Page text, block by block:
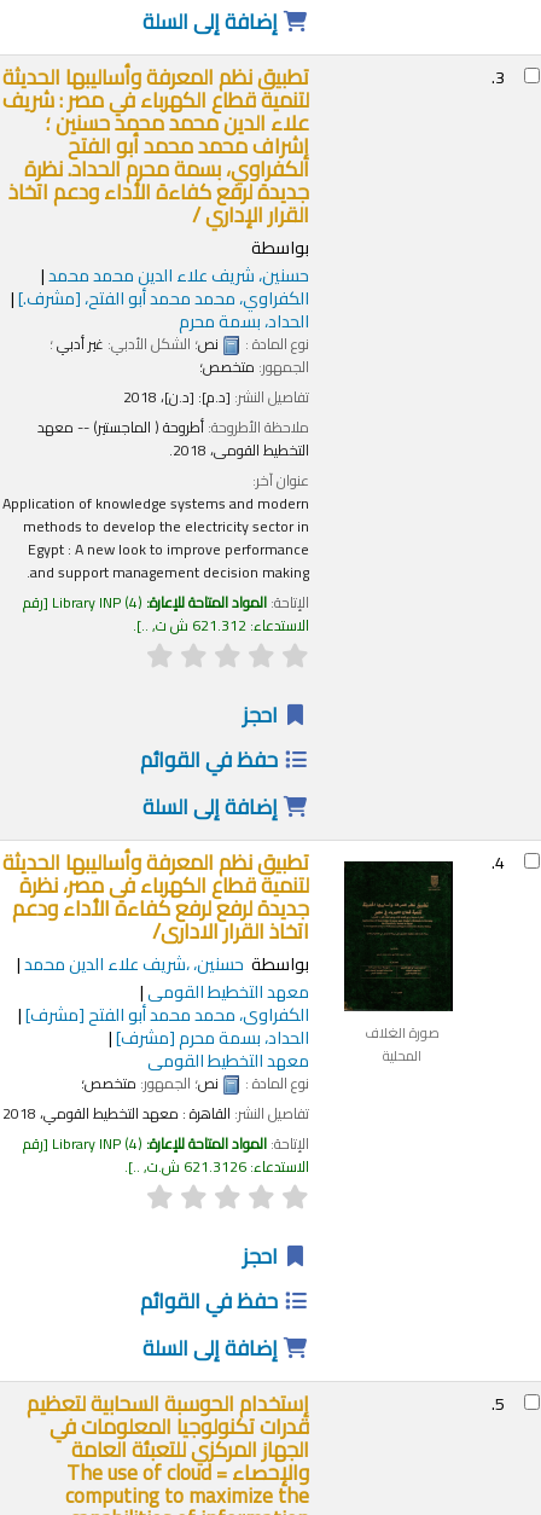
إضافة إلى السلة
تطبيق نظم المعرفة وأساليبها الحديثة
لتنمية قطاع الكهرباء في مصر :شريف
علاء الدين محمد محمد حسنين ؛
إشراف محمد محمد أبو الفتح
الكفراوي، بسمة محرم الحداد.نظرة
جديدة لرفع كفاءة الأداء ودعم اتخاذ
القرار الإداري /
بواسطة
حسنين، شريف علاء الدين محمد محمد
الكفراوي، محمد محمد أبو الفتح،[مشرف.]
الحداد، بسمة محرم
نوع المادة : نص؛ الشكل الأدبي:غير أدبي؛
الجمهور:متخصص؛
تفاصيل النشر:[د.م]:[د.ن]،2018
ملاحظة الأطروحة:أطروحة ( الماجستير) -- معهد
التخطيط القومى، 2018.
عنوان آخر:
Application of knowledge systems and modern
methods to develop the electricity sector in
Egypt : A new look to improve performance
and support management decision making.
الإتاحة:المواد المتاحة للإعارة: Library INP(4)
رقم
الاستدعاء:621.312 ش ت, .. .
احجز
حفظ في القوائم
إضافة إلى السلة
4.
صورة الغلاف
المحلية
تطبيق نظم المعرفة وأساليبها الحديثة
لتنمية قطاع الكهرباء فى مصر، نظرة
جديدة لرفع لرفع كفاءة الأداء ودعم
اتخاذ القرار الادارى/
بواسطة حسنين، ،شريف علاء الدين محمد
معهد التخطيط القومى
الكفراوى، محمد محمد أبو الفتح[مشرف]
الحداد، بسمة محرم[مشرف]
معهد التخطيط القومى
نوع المادة : نص؛ الجمهور:متخصص؛
تفاصيل النشر:القاهرة :معهد التخطيط القومي،2018
الإتاحة:المواد المتاحة للإعارة: Library INP(4)
رقم
الاستدعاء:621.3126 ش.ت, .. .
احجز
حفظ في القوائم
إضافة إلى السلة
إستخدام الحوسبة السحابية لتعظيم
قدرات تكنولوجيا المعلومات في
الجهاز المركزي للتعبئة العامة
والإحصاء = The use of cloud
computing to maximize the